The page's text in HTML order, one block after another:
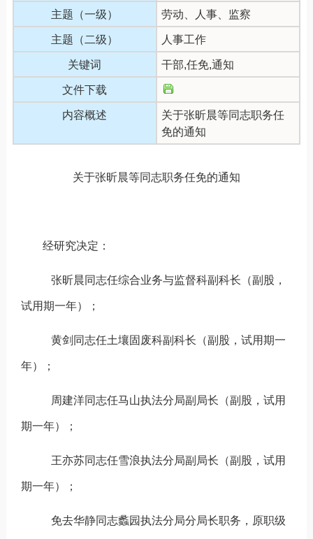
主题（一级） 劳动、人事、监察
主题（二级） 人事工作
关键词 干部,任免,通知
文件下载
内容概述
关于张昕晨等同志职务任
免的通知
关于张昕晨等同志职务任免的通知
经研究决定：
张昕晨同志任综合业务与监督科副科长（副股 ，
试用期一年）；
黄剑 同志任土壤固废科副科长（副股 ， 试用期一
年）；
周建洋同志任马山执法分局副局长（副股 ， 试用
期一年）；
王亦苏同志任雪浪执法分局副局长（副股 ， 试用
期一年）；
免去华静同志蠡园执法分局分局长职务，原职级